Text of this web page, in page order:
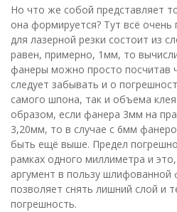
Но что же собой представляет
она формируется? Тут всё очень
для лазерной резки состоит из
равен, примерно, 1мм, то
фанеры можно просто посчитав
следует забывать и о
самого шпона, так и объема
образом, если фанера 3мм на
3,20мм, то в случае с 6мм
быть ещё выше. Предел
рамках одного миллиметра и
аргумент в пользу
позволяет снять лишний слой и
погрешность.